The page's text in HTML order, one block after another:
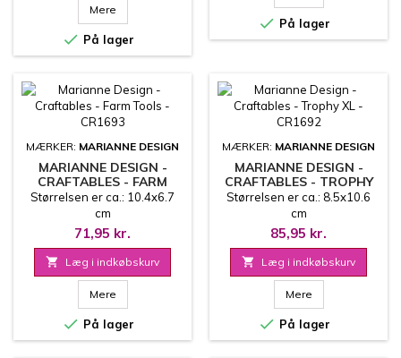
Mere
 På lager
 På lager
MÆRKER: MARIANNE DESIGN
MARIANNE DESIGN -
CRAFTABLES - FARM
TOOLS - CR1693
Størrelsen er ca.: 10.4x6.7
cm
71,95 kr.
 Læg i indkøbskurv
Mere
 På lager
MÆRKER: MARIANNE DESIGN
MARIANNE DESIGN -
CRAFTABLES - TROPHY
XL - CR1692
Størrelsen er ca.: 8.5x10.6
cm
85,95 kr.
 Læg i indkøbskurv
Mere
 På lager